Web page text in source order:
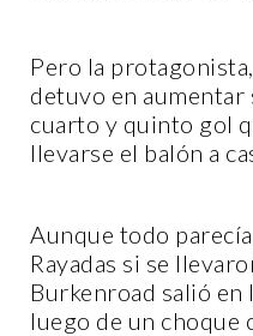
Pero la
detuvo en aumentar
cuarto y quinto gol
llevarse el balón a
Aunque todo
Rayadas si se
Burkenroad salió en
luego de un choque